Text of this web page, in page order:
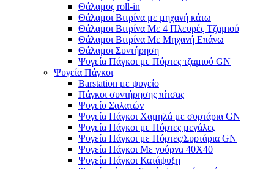
Θάλαμος roll-in
Θάλαμοι Βιτρίνα με μηχανή κάτω
Θάλαμοι Βιτρίνα Με 4 Πλευρές Τζαμιού
Θάλαμοι Βιτρίνα Με Μηχανή Επάνω
Θάλαμοι Συντήρηση
Ψυγεία Πάγκοι με Πόρτες τζαμιού GN
Ψυγεία Πάγκοι
Barstation με ψυγείο
Πάγκοι συντήρησης πίτσας
Ψυγείο Σαλατών
Ψυγεία Πάγκοι Χαμηλά με συρτάρια GN
Ψυγεία Πάγκοι με Πόρτες μεγάλες
Ψυγεία Πάγκοι με Πόρτες/Συρτάρια GN
Ψυγεία Πάγκοι Με γούρνα 40Χ40
Ψυγεία Πάγκοι Κατάψυξη